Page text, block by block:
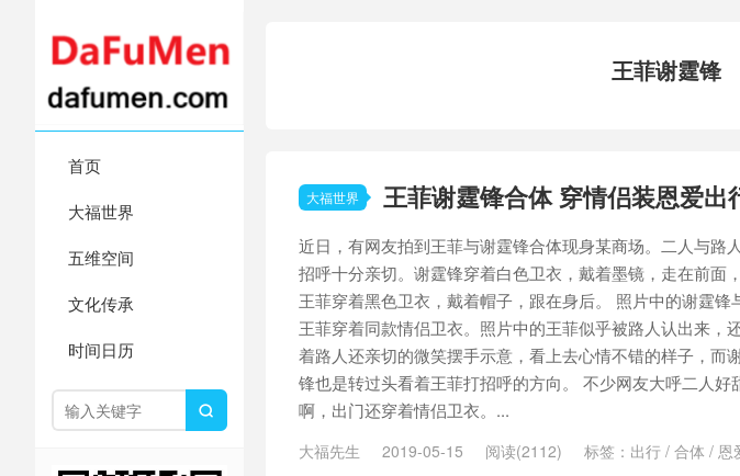
首页
大福世界
五维空间
文化传承
时间日历

王菲谢霆锋
大福世界 王菲谢霆锋合体 穿情侣装恩爱出
近日，有网友拍到王菲与谢霆锋合体现身某商场。二人与路
招呼十分亲切。谢霆锋穿着白色卫衣，戴着墨镜，走在前面
王菲穿着黑色卫衣，戴着帽子，跟在身后。 照片中的谢霆锋
王菲穿着同款情侣卫衣。照片中的王菲似乎被路人认出来，
着路人还亲切的微笑摆手示意，看上去心情不错的样子，而
锋也是转过头看着王菲打招呼的方向。 不少网友大呼二人好
啊，出门还穿着情侣卫衣。...
大福先生 2019-05-15 阅读(2112) 标签： 出行 / 合体 / 恩